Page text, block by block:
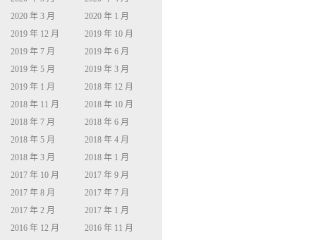
2020 年 3 月
2020 年 1 月
2019 年 12 月
2019 年 10 月
2019 年 7 月
2019 年 6 月
2019 年 5 月
2019 年 3 月
2019 年 1 月
2018 年 12 月
2018 年 11 月
2018 年 10 月
2018 年 7 月
2018 年 6 月
2018 年 5 月
2018 年 4 月
2018 年 3 月
2018 年 1 月
2017 年 10 月
2017 年 9 月
2017 年 8 月
2017 年 7 月
2017 年 2 月
2017 年 1 月
2016 年 12 月
2016 年 11 月